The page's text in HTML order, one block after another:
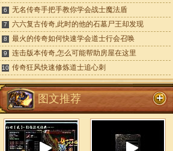
6 无名传奇手把手教你学会战士魔法盾
7 六六复古传奇,此时的他的石墓尸王却发现
8 最火的传奇如何快速学会道士行会召唤
9 连击版本传奇,怎么可能帮助房屋在这里
10 传奇狂风快速修炼道士追心刺
图文推荐